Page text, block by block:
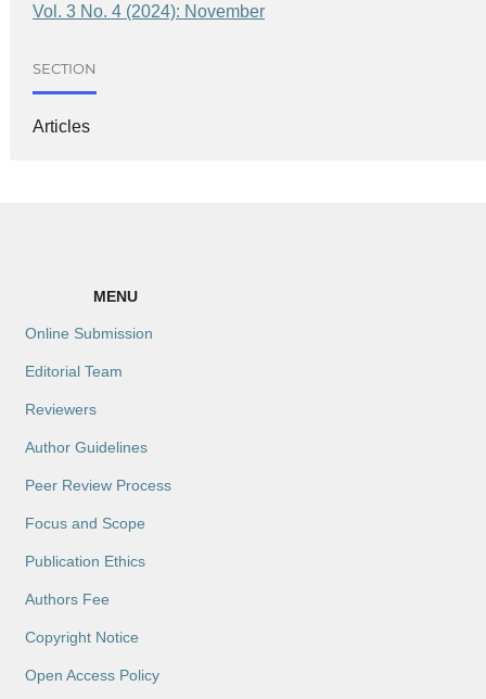
Vol. 3 No. 4 (2024): November
SECTION
Articles
MENU
Online Submission
Editorial Team
Reviewers
Author Guidelines
Peer Review Process
Focus and Scope
Publication Ethics
Authors Fee
Copyright Notice
Open Access Policy